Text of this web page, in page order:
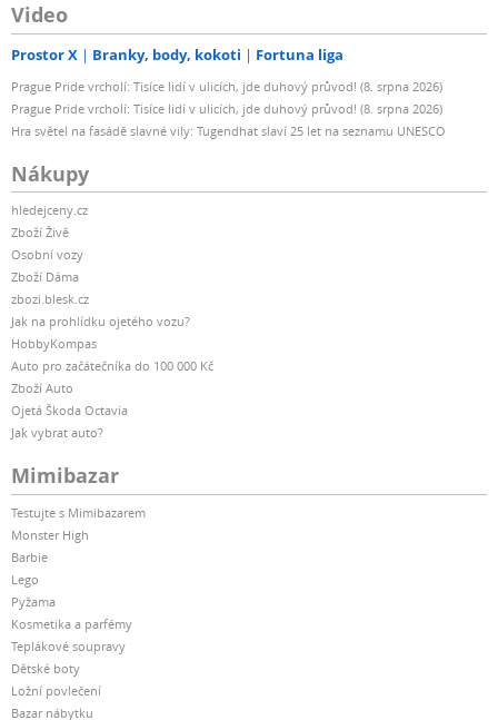
Video
Prostor X Branky, body, kokoti Fortuna liga
Prague Pride vrcholí: Tisíce lidí v ulicích, jde duhový průvod! (8. srpna 2026)
Prague Pride vrcholí: Tisíce lidí v ulicích, jde duhový průvod! (8. srpna 2026)
Hra světel na fasádě slavné vily: Tugendhat slaví 25 let na seznamu UNESCO
Nákupy
hledejceny.cz
Zboží Živě
Osobní vozy
Zboží Dáma
zbozi.blesk.cz
Jak na prohlídku ojetého vozu?
HobbyKompas
Auto pro začátečníka do 100 000 Kč
Zboží Auto
Ojetá Škoda Octavia
Jak vybrat auto?
Mimibazar
Testujte s Mimibazarem
Monster High
Barbie
Lego
Pyžama
Kosmetika a parfémy
Teplákové soupravy
Dětské boty
Ložní povlečení
Bazar nábytku